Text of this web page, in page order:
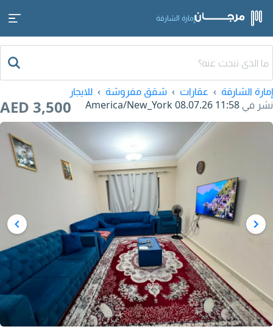
إمارة الشارقة
إمارة الشارقة عقارات شقق مفروشة
للايجار
نشر في 08.07.26 11:58
AED 3,500